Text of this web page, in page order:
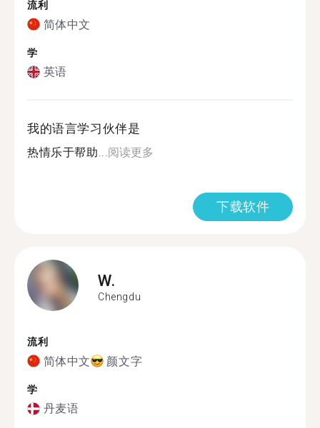
流利
简体中文
学
英语
我的语言学习伙伴是
热情乐于帮助...阅读更多
下载软件
W.
Chengdu
流利
简体中文 颜文字
学
丹麦语